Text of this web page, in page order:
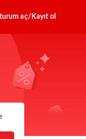
aç/Kayıt ol